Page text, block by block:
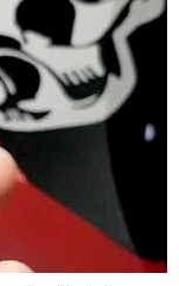
skutik Blue
tinggi
Hybrid yang lebih
Indonesia Resmi